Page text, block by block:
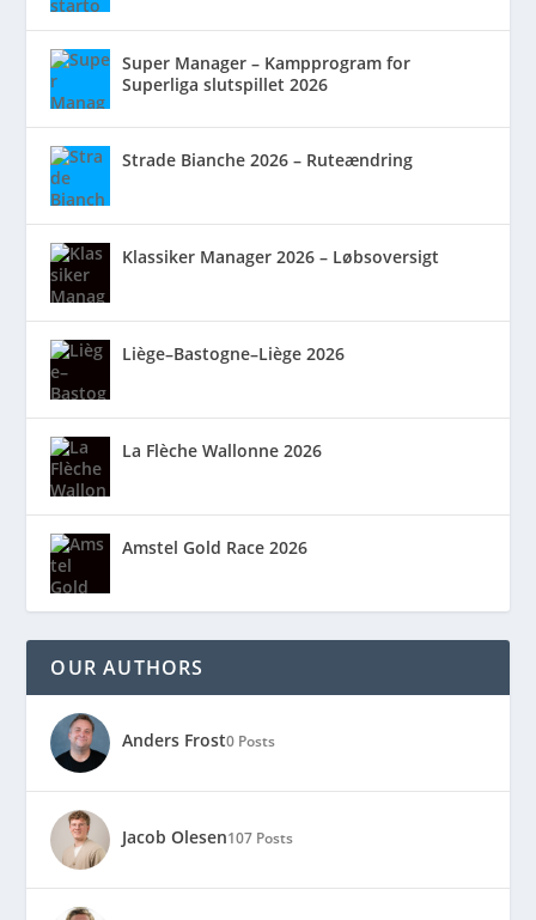
Super Manager – Kampprogram for
Superliga slutspillet 2026
Strade Bianche 2026 – Ruteændring
Klassiker Manager 2026 – Løbsoversigt
Liège–Bastogne–Liège 2026
La Flèche Wallonne 2026
Amstel Gold Race 2026
OUR AUTHORS
Anders Frost0 Posts
Jacob Olesen107 Posts